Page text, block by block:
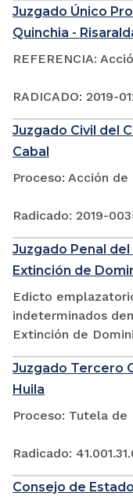
Juzgado Único
Quinchia -
REFERENCIA:
RADICADO: 2019-
Juzgado Civil del
Cabal
Proceso: Acción
Radicado: 2019-
Juzgado Penal
Extinción de
Edicto
indeterminados
Extinción de
Juzgado Tercero
Huila
Proceso: Tutela de
Radicado:
Consejo de